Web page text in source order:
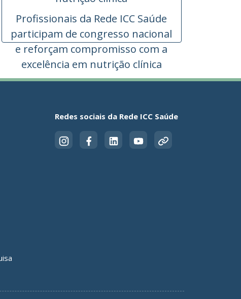
Profissionais da Rede ICC Saúde
participam de congresso nacional
e reforçam compromisso com a
excelência em nutrição clínica
Redes sociais da Rede ICC Saúde